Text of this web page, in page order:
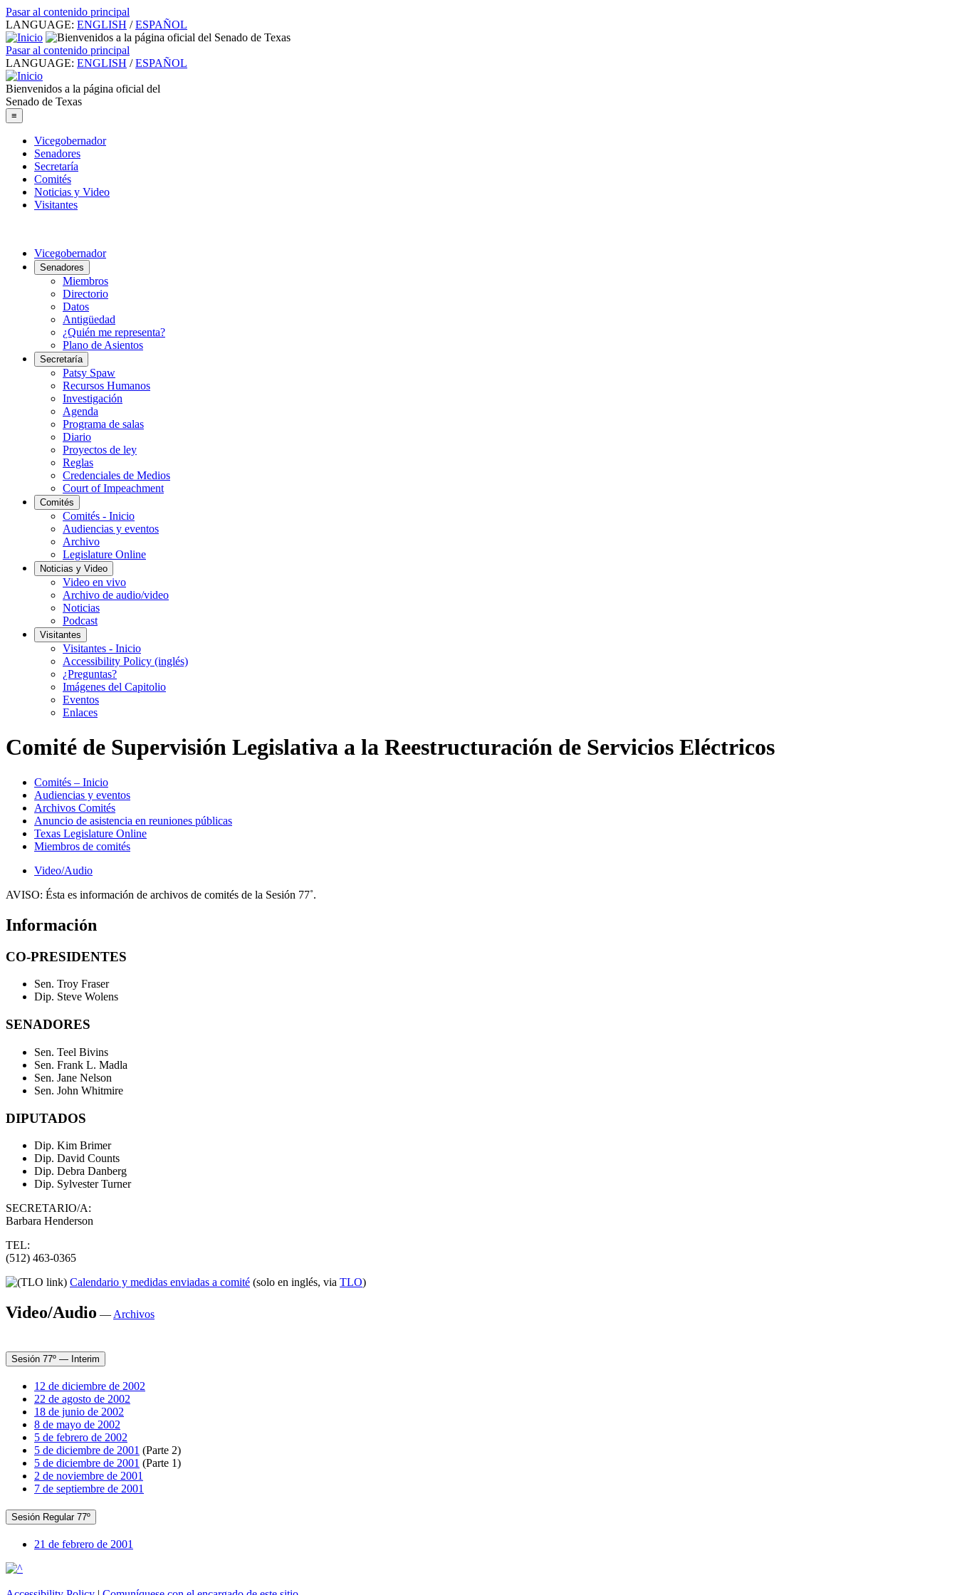
Pasar al contenido principal
LANGUAGE: ENGLISH / ESPAÑOL
Pasar al contenido principal
LANGUAGE: ENGLISH / ESPAÑOL
Bienvenidos a la página oficial del
Senado de Texas
≡
Vicegobernador
Senadores
Secretaría
Comités
Noticias y Video
Visitantes
Vicegobernador
Senadores
Miembros
Directorio
Datos
Antigüedad
¿Quién me representa?
Plano de Asientos
Secretaría
Patsy Spaw
Recursos Humanos
Investigación
Agenda
Programa de salas
Diario
Proyectos de ley
Reglas
Credenciales de Medios
Court of Impeachment
Comités
Comités - Inicio
Audiencias y eventos
Archivo
Legislature Online
Noticias y Video
Video en vivo
Archivo de audio/video
Noticias
Podcast
Visitantes
Visitantes - Inicio
Accessibility Policy (inglés)
¿Preguntas?
Imágenes del Capitolio
Eventos
Enlaces
Comité de Supervisión Legislativa a la Reestructuración de Servicios Eléctricos
Comités – Inicio
Audiencias y eventos
Archivos Comités
Anuncio de asistencia en reuniones públicas
Texas Legislature Online
Miembros de comités
Video/Audio
AVISO: Ésta es información de archivos de comités de la Sesión 77˚.
Información
CO-PRESIDENTES
Sen. Troy Fraser
Dip. Steve Wolens
SENADORES
Sen. Teel Bivins
Sen. Frank L. Madla
Sen. Jane Nelson
Sen. John Whitmire
DIPUTADOS
Dip. Kim Brimer
Dip. David Counts
Dip. Debra Danberg
Dip. Sylvester Turner
SECRETARIO/A:
Barbara Henderson
TEL:
(512) 463-0365
Calendario y medidas enviadas a comité (solo en inglés, via TLO)
Video/Audio — Archivos
Sesión 77º — Interim
12 de diciembre de 2002
22 de agosto de 2002
18 de junio de 2002
8 de mayo de 2002
5 de febrero de 2002
5 de diciembre de 2001 (Parte 2)
5 de diciembre de 2001 (Parte 1)
2 de noviembre de 2001
7 de septiembre de 2001
Sesión Regular 77º
21 de febrero de 2001